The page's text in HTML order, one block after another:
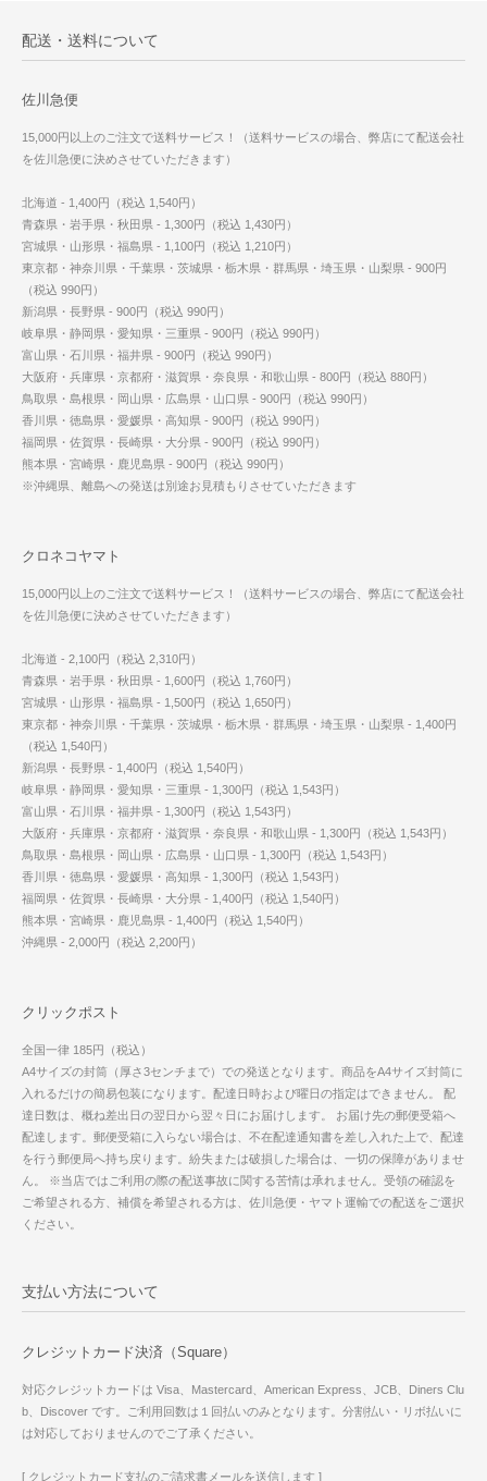
配送・送料について
佐川急便
15,000円以上のご注文で送料サービス！（送料サービスの場合、弊店にて配送会社
を佐川急便に決めさせていただきます）
北海道 - 1,400円（税込 1,540円）
青森県・岩手県・秋田県 - 1,300円（税込 1,430円）
宮城県・山形県・福島県 - 1,100円（税込 1,210円）
東京都・神奈川県・千葉県・茨城県・栃木県・群馬県・埼玉県・山梨県 - 900円
（税込 990円）
新潟県・長野県 - 900円（税込 990円）
岐阜県・静岡県・愛知県・三重県 - 900円（税込 990円）
富山県・石川県・福井県 - 900円（税込 990円）
大阪府・兵庫県・京都府・滋賀県・奈良県・和歌山県 - 800円（税込 880円）
鳥取県・島根県・岡山県・広島県・山口県 - 900円（税込 990円）
香川県・徳島県・愛媛県・高知県 - 900円（税込 990円）
福岡県・佐賀県・長崎県・大分県 - 900円（税込 990円）
熊本県・宮崎県・鹿児島県 - 900円（税込 990円）
※沖縄県、離島への発送は別途お見積もりさせていただきます
クロネコヤマト
15,000円以上のご注文で送料サービス！（送料サービスの場合、弊店にて配送会社
を佐川急便に決めさせていただきます）
北海道 - 2,100円（税込 2,310円）
青森県・岩手県・秋田県 - 1,600円（税込 1,760円）
宮城県・山形県・福島県 - 1,500円（税込 1,650円）
東京都・神奈川県・千葉県・茨城県・栃木県・群馬県・埼玉県・山梨県 - 1,400円
（税込 1,540円）
新潟県・長野県 - 1,400円（税込 1,540円）
岐阜県・静岡県・愛知県・三重県 - 1,300円（税込 1,543円）
富山県・石川県・福井県 - 1,300円（税込 1,543円）
大阪府・兵庫県・京都府・滋賀県・奈良県・和歌山県 - 1,300円（税込 1,543円）
鳥取県・島根県・岡山県・広島県・山口県 - 1,300円（税込 1,543円）
香川県・徳島県・愛媛県・高知県 - 1,300円（税込 1,543円）
福岡県・佐賀県・長崎県・大分県 - 1,400円（税込 1,540円）
熊本県・宮崎県・鹿児島県 - 1,400円（税込 1,540円）
沖縄県 - 2,000円（税込 2,200円）
クリックポスト
全国一律 185円（税込）
A4サイズの封筒（厚さ3センチまで）での発送となります。商品をA4サイズ封筒に
入れるだけの簡易包装になります。配達日時および曜日の指定はできません。 配
達日数は、概ね差出日の翌日から翌々日にお届けします。 お届け先の郵便受箱へ
配達します。郵便受箱に入らない場合は、不在配達通知書を差し入れた上で、配達
を行う郵便局へ持ち戻ります。紛失または破損した場合は、一切の保障がありませ
ん。 ※当店ではご利用の際の配送事故に関する苦情は承れません。受領の確認を
ご希望される方、補償を希望される方は、佐川急便・ヤマト運輸での配送をご選択
ください。
支払い方法について
クレジットカード決済（Square）
対応クレジットカードは Visa、Mastercard、American Express、JCB、Diners Clu
b、Discover です。ご利用回数は１回払いのみとなります。分割払い・リボ払いに
は対応しておりませんのでご了承ください。
[ クレジットカード支払のご請求書メールを送信します ]